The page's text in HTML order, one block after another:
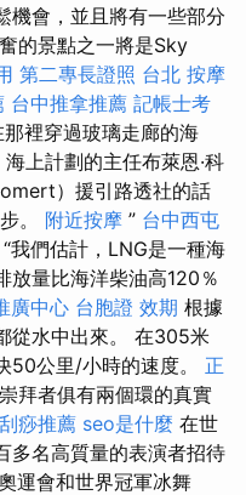
機會，並且將有一些部分
的景點之一將是Sky
第二專長證照 台北 按摩
台中推拿推薦 記帳士考
裡穿過玻璃走廊的海
上計劃的主任布萊恩·科
）援引路透社的話
。 附近按摩 ” 台中西屯
“我們估計，LNG是一種海
放量比海洋柴油高120％
廣中心 台胞證 效期 根據
從水中出來。 在305米
50公里/小時的速度。 正
拜者俱有兩個環的真實
痧推薦 seo是什麼 在世
多名高質量的表演者招待
運會和世界冠軍冰舞